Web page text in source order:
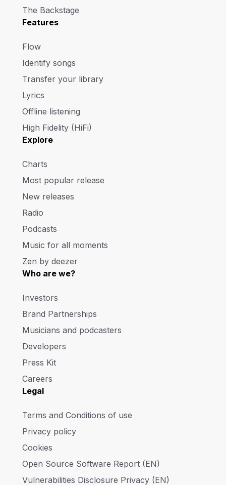
The Backstage
Features
Flow
Identify songs
Transfer your library
Lyrics
Offline listening
High Fidelity (HiFi)
Explore
Charts
Most popular release
New releases
Radio
Podcasts
Music for all moments
Zen by deezer
Who are we?
Investors
Brand Partnerships
Musicians and podcasters
Developers
Press Kit
Careers
Legal
Terms and Conditions of use
Privacy policy
Cookies
Open Source Software Report (EN)
Vulnerabilities Disclosure Privacy (EN)